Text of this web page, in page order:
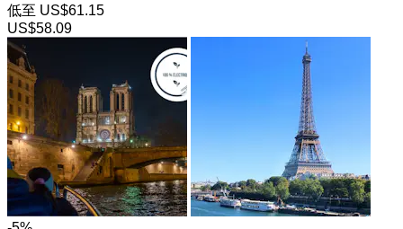
低至 US$61.15
US$58.09